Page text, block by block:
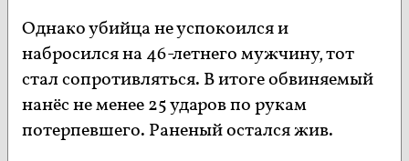
Однако убийца не успокоился и
набросился на 46-летнего мужчину, тот
стал сопротивляться. В итоге обвиняемый
нанёс не менее 25 ударов по рукам
потерпевшего. Раненый остался жив.